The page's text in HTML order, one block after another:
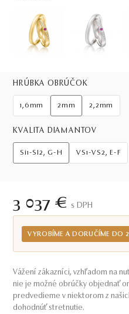
HRÚBKA OBRÚČOK
1,6mm 2mm 2,2mm
KVALITA DIAMANTOV
Si1-SI2, G-H VS1-VS2, E-F
3 037 € S DPH
VYROBÍME A DORUČÍME DO
Vážení zákazníci, vzhľadom na
nie je možné obrúčky objednať
predvedieme v niektorom z
dohodnúť stretnutie.